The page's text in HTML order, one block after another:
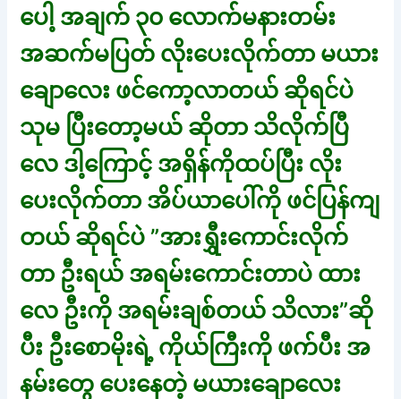
ပေါ့ အချက် ၃၀ လောက်မနားတမ်း
အဆက်မပြတ် လိုးပေးလိုက်တာ မယား
ချောလေး ဖင်ကော့လာတယ် ဆိုရင်ပဲ
သုမ ပြီးတော့မယ် ဆိုတာ သိလိုက်ပြီ
လေ ဒါ့ကြောင့် အရှိန်ကိုထပ်ပြီး လိုး
ပေးလိုက်တာ အိပ်ယာပေါ်ကို ဖင်ပြန်ကျ
တယ် ဆိုရင်ပဲ ”အားရွှီးကောင်းလိုက်
တာ ဦးရယ် အရမ်းကောင်းတာပဲ ထား
လေ ဦးကို အရမ်းချစ်တယ် သိလား”ဆို
ပီး ဦးစောမိုးရဲ့ ကိုယ်ကြီးကို ဖက်ပီး အ
နမ်းတွေ ပေးနေတဲ့ မယားချောလေး